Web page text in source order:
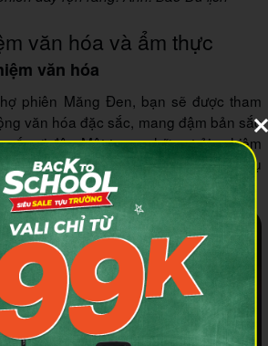
văn hóa và ẩm thực
văn hóa
phiên Măng Đen, bạn sẽ được tham
văn hóa đặc sắc, mang đậm bản sắc
số nơi đây. Một trong những trải nghiệm
cách đánh đàn t’rưng – loại nhạc cụ
tộc Tây Nguyên.